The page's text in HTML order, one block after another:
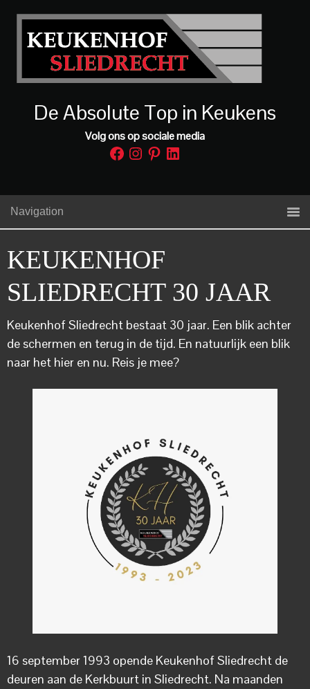
De Absolute Top in Keukens
Volg ons op sociale media
Facebook
Instagram
PinterestLinkedIn
Navigation
KEUKENHOF
SLIEDRECHT 30 JAAR
Keukenhof Sliedrecht bestaat 30 jaar. Een blik achter
de schermen en terug in de tijd. En natuurlijk een blik
naar het hier en nu. Reis je mee?
16 september 1993 opende Keukenhof Sliedrecht de
deuren aan de Kerkbuurt in Sliedrecht. Na maanden